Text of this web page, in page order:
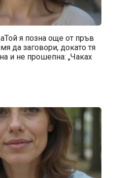
я позна още от пръв
да заговори, докато тя
и не прошепна: „Чаках